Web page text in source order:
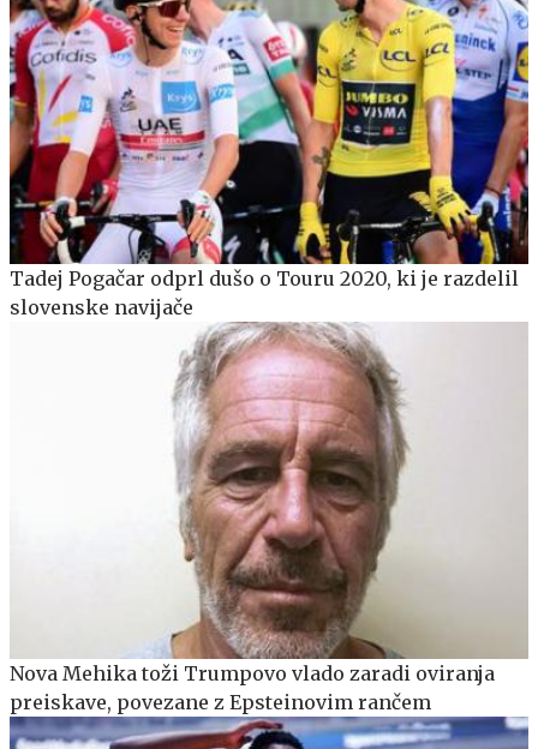
Tadej Pogačar odprl dušo o Touru 2020, ki je razdelil
slovenske navijače
Nova Mehika toži Trumpovo vlado zaradi oviranja
preiskave, povezane z Epsteinovim rančem